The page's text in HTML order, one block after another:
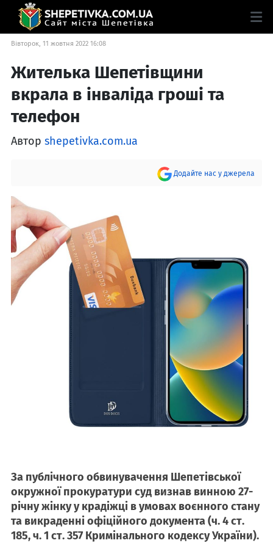
Вівторок, 11 жовтня 2022 16:08
Жителька Шепетівщини
вкрала в інваліда гроші та
телефон
Автор shepetivka.com.ua
Додайте нас у джерела
За публічного обвинувачення Шепетівської
окружної прокуратури суд визнав винною 27-
річну жінку у крадіжці в умовах воєнного стану
та викраденні офіційного документа (ч. 4 ст.
185, ч. 1 ст. 357 Кримінального кодексу України).